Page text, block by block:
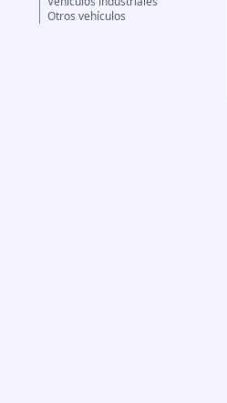
Otros vehículos